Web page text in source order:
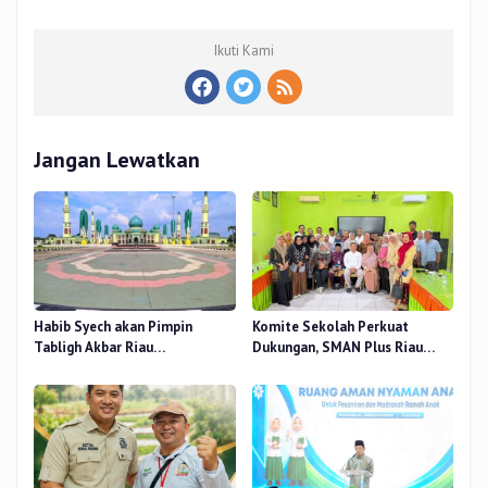
Ikuti Kami
Jangan Lewatkan
Habib Syech akan Pimpin
Tabligh Akbar Riau
Nur, Besok
Komite Sekolah Perkuat
Dukungan, SMAN Plus Riau
Pendidikan